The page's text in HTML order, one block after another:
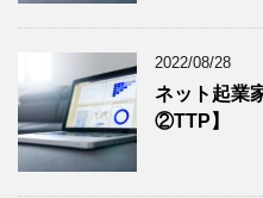
2022/08/28
ネット起業
②TTP】